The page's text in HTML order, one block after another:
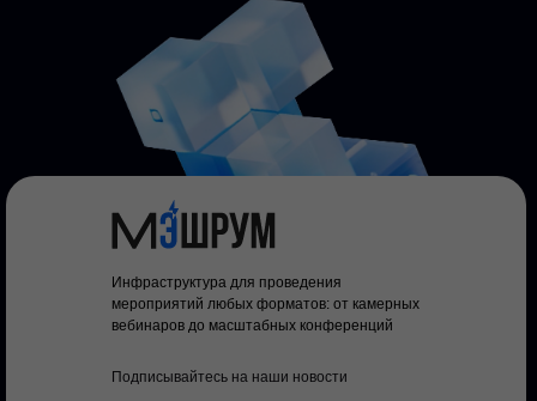
Подписывайтесь на наши новости
Инфраструктура для проведения
мероприятий любых форматов: от камерных
вебинаров до масштабных конференций